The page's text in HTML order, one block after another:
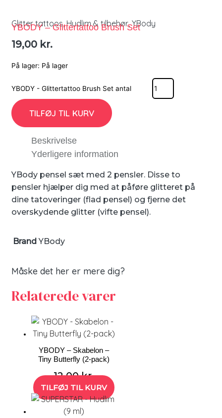
Glitter tattoos,Hudlim & tilbehør,YBody
YBODY – Glittertattoo Brush Set
19,00 kr.
På lager: På lager
YBODY - Glittertattoo Brush Set antal
TILFØJ TIL KURV
Beskrivelse
Yderligere information
YBody pensel sæt med 2 pensler. Disse to
pensler hjælper dig med at påføre glitteret på
dine tatoveringer (flad pensel) og fjerne det
overskydende glitter (vifte pensel).
Brand YBody
Måske det her er mere dig?
Relaterede varer
YBODY – Skabelon –
Tiny Butterfly (2-pack)
12,00kr.
TILFØJ TIL KURV